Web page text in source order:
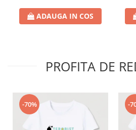
ADAUGA IN COS
PROFITA DE
-70% -